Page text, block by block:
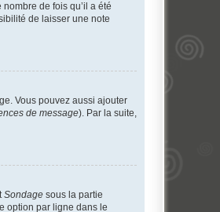
de fois qu’il a été
de laisser une note
Vous pouvez aussi ajouter
de message). Par la suite,
Sondage sous la partie
option par ligne dans le